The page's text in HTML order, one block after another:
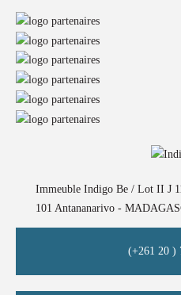
Immeuble Indigo Be / Lot II J
101 Antananarivo -
(+261 20 )